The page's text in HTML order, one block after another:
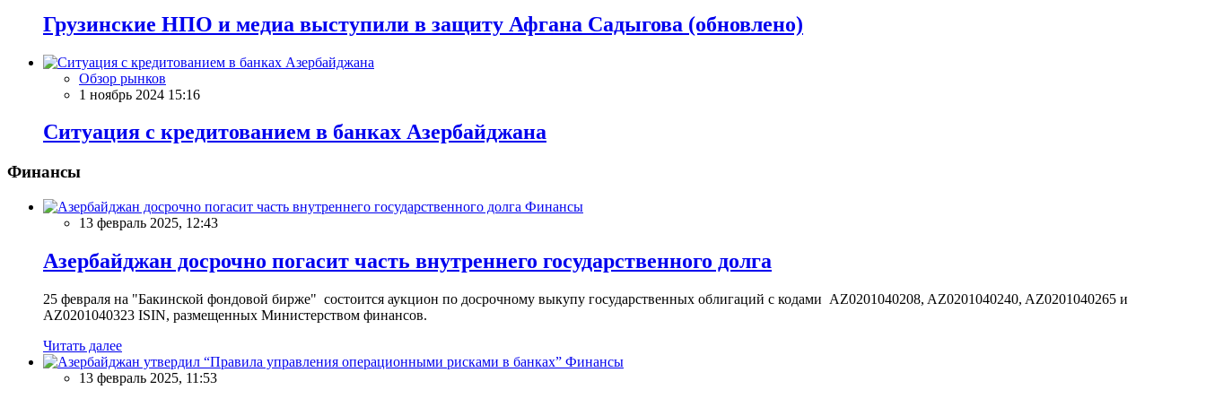
Грузинские НПО и медиа выступили в защиту Афгана Садыгова (обновлено)
Обзор рынков
1 ноябрь 2024 15:16
Ситуация с кредитованием в банках Азербайджана
Финансы
Финансы
13 февраль 2025, 12:43
Азербайджан досрочно погасит часть внутреннего государственного долга
25 февраля на "Бакинской фондовой бирже" состоится аукцион по досрочному выкупу государственных облигаций с кодами AZ0201040208, AZ0201040240, AZ0201040265 и
AZ0201040323 ISIN, размещенных Министерством финансов.
Читать далее
Финансы
13 февраль 2025, 11:53